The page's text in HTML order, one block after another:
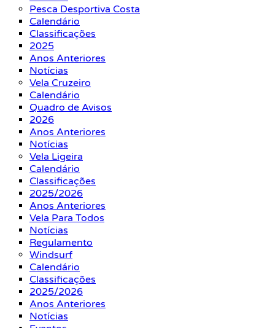
Pesca Desportiva Costa
Calendário
Classificações
2025
Anos Anteriores
Notícias
Vela Cruzeiro
Calendário
Quadro de Avisos
2026
Anos Anteriores
Notícias
Vela Ligeira
Calendário
Classificações
2025/2026
Anos Anteriores
Vela Para Todos
Notícias
Regulamento
Windsurf
Calendário
Classificações
2025/2026
Anos Anteriores
Notícias